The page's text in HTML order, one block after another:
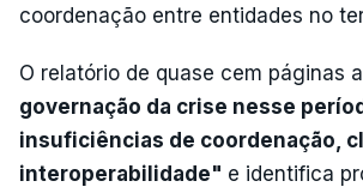
coordenação entre entidades no
O relatório de quase cem páginas
governação da crise nesse
insuficiências de coordenação,
interoperabilidade" e identifica